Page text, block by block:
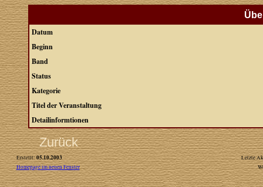
Datum
Beginn
Band
Status
Kategorie
Titel der Veranstaltung
Detailinformtionen
Zurück
Erstellt:05.10.2003
Letzte
Homepage im neuen Fenster